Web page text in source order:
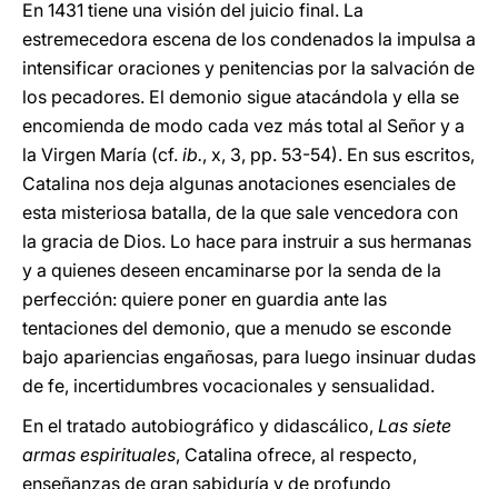
En 1431 tiene una visión del juicio final. La
estremecedora escena de los condenados la impulsa a
intensificar oraciones y penitencias por la salvación de
los pecadores. El demonio sigue atacándola y ella se
encomienda de modo cada vez más total al Señor y a
la Virgen María (cf. ib., x, 3, pp. 53-54). En sus escritos,
Catalina nos deja algunas anotaciones esenciales de
esta misteriosa batalla, de la que sale vencedora con
la gracia de Dios. Lo hace para instruir a sus hermanas
y a quienes deseen encaminarse por la senda de la
perfección: quiere poner en guardia ante las
tentaciones del demonio, que a menudo se esconde
bajo apariencias engañosas, para luego insinuar dudas
de fe, incertidumbres vocacionales y sensualidad.
En el tratado autobiográfico y didascálico, Las siete
armas espirituales, Catalina ofrece, al respecto,
enseñanzas de gran sabiduría y de profundo